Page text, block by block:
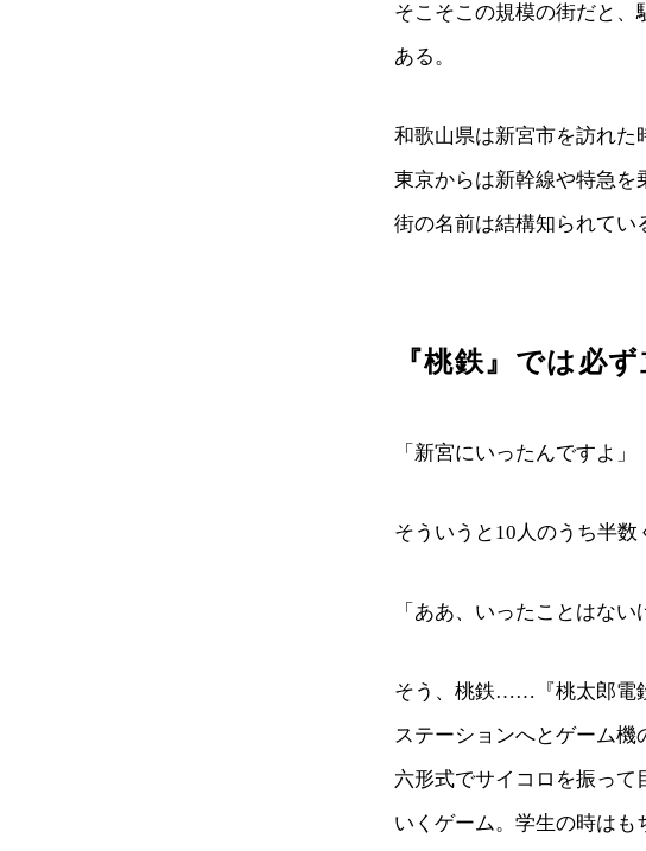
そこそこの規模の街だと
ある。
和歌山県は新宮市を訪れた
東京からは新幹線や特急を
街の名前は結構知られてい
『桃鉄』では必
「新宮にいったんですよ」
そういうと10人のうち半数
「ああ、いったことはない
そう、桃鉄……『桃太郎電
ステーションへとゲーム機
六形式でサイコロを振って
いくゲーム。学生の時はも